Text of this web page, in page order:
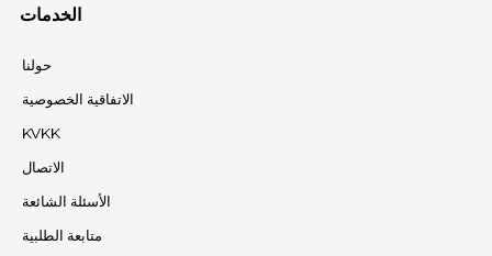
الخدمات
حولنا
الاتفاقية الخصوصية
KVKK
الاتصال
الأسئلة الشائعة
متابعة الطلبية